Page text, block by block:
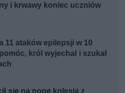
i krwawy koniec uczniów
11 ataków epilepsji w 10
król wyjechał i szukał
się na nogę kolesia z